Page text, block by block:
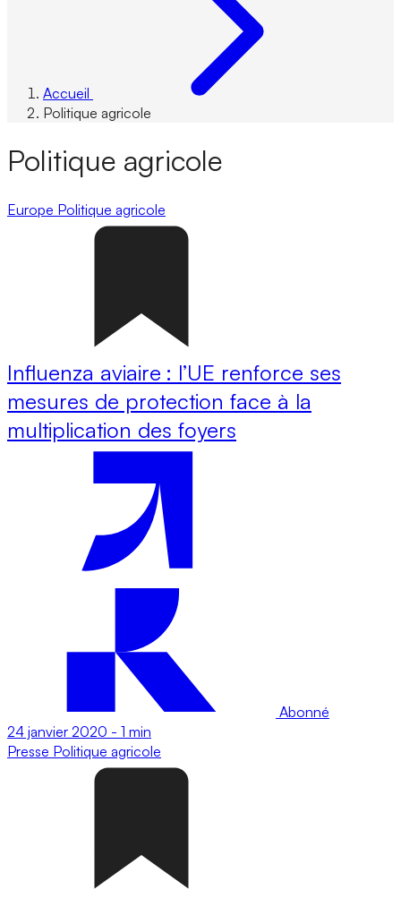
Accueil
Politique agricole
Politique agricole
Europe Politique agricole
Influenza aviaire : l’UE renforce ses
mesures de protection face à la
multiplication des foyers
Abonné
24 janvier 2020 - 1 min
Presse Politique agricole